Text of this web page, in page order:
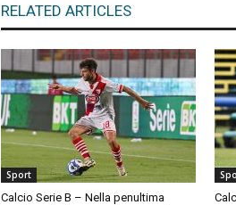
RELATED ARTICLES
Sport
Calcio Serie B – Nella penultima